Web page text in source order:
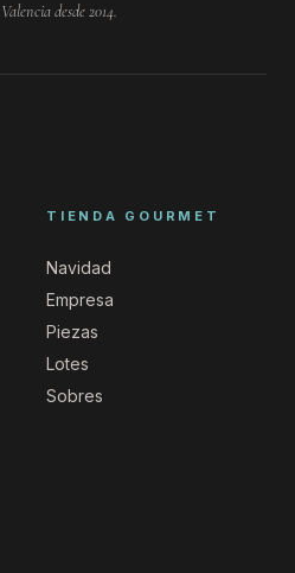
desde 2014.
TIENDA GOURMET
Navidad
Empresa
Piezas
Lotes
Sobres